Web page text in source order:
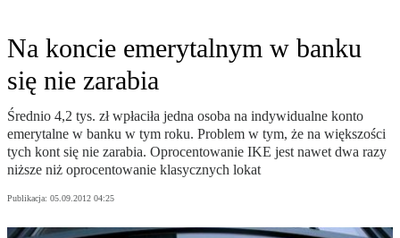
Na koncie emerytalnym w banku
się nie zarabia
Średnio 4,2 tys. zł wpłaciła jedna osoba na indywidualne konto
emerytalne w banku w tym roku. Problem w tym, że na większości
tych kont się nie zarabia. Oprocentowanie IKE jest nawet dwa razy
niższe niż oprocentowanie klasycznych lokat
Publikacja: 05.09.2012 04:25